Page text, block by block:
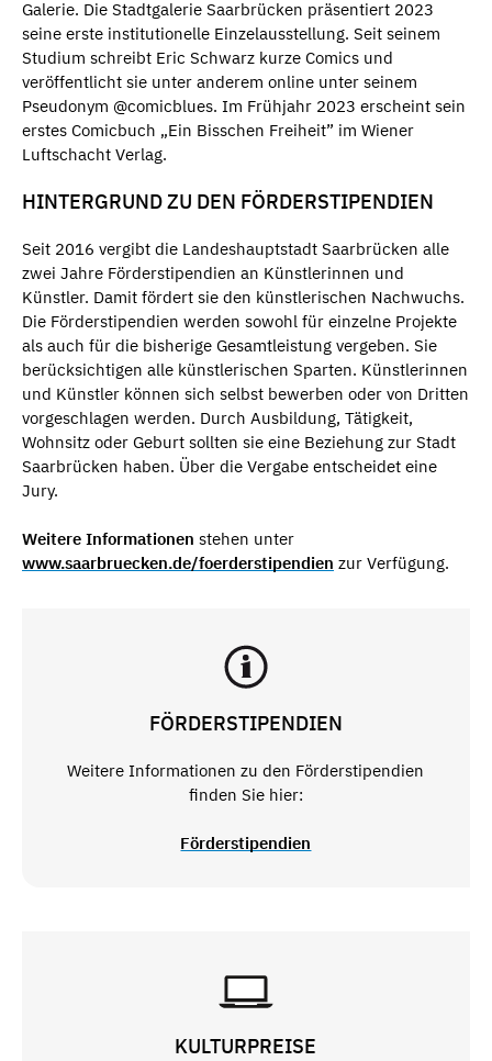
Galerie. Die Stadtgalerie Saarbrücken präsentiert 2023
seine erste institutionelle Einzelausstellung. Seit seinem
Studium schreibt Eric Schwarz kurze Comics und
veröffentlicht sie unter anderem online unter seinem
Pseudonym @comicblues. Im Frühjahr 2023 erscheint sein
erstes Comicbuch „Ein Bisschen Freiheit” im Wiener
Luftschacht Verlag.
HINTERGRUND ZU DEN FÖRDERSTIPENDIEN
Seit 2016 vergibt die Landeshauptstadt Saarbrücken alle
zwei Jahre Förderstipendien an Künstlerinnen und
Künstler. Damit fördert sie den künstlerischen Nachwuchs.
Die Förderstipendien werden sowohl für einzelne Projekte
als auch für die bisherige Gesamtleistung vergeben. Sie
berücksichtigen alle künstlerischen Sparten. Künstlerinnen
und Künstler können sich selbst bewerben oder von Dritten
vorgeschlagen werden. Durch Ausbildung, Tätigkeit,
Wohnsitz oder Geburt sollten sie eine Beziehung zur Stadt
Saarbrücken haben. Über die Vergabe entscheidet eine
Jury.
Weitere Informationen stehen unter
www.saarbruecken.de/foerderstipendien zur Verfügung.
FÖRDERSTIPENDIEN
Weitere Informationen zu den Förderstipendien
finden Sie hier:
Förderstipendien
KULTURPREISE